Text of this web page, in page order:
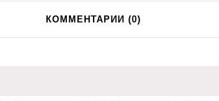
КОММЕНТАРИИ (0)